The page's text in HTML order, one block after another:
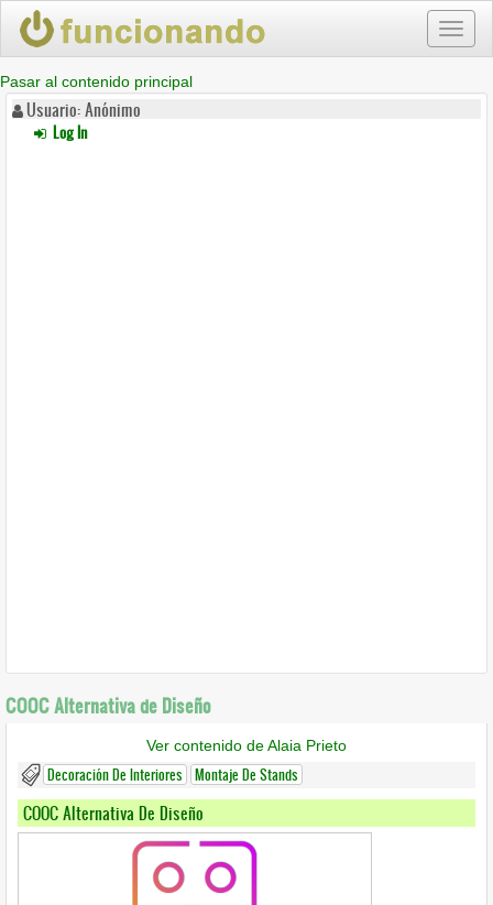
Pasar al contenido principal
Usuario: Anónimo
Log In
COOC Alternativa de Diseño
Ver contenido de Alaia Prieto
Decoración De Interiores Montaje De Stands
COOC Alternativa De Diseño